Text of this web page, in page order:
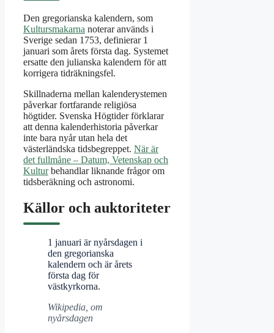
Den gregorianska kalendern, som
Kultursmakarna noterar används i
Sverige sedan 1753, definierar 1
januari som årets första dag. Systemet
ersatte den julianska kalendern för att
korrigera tidräkningsfel.
Skillnaderna mellan kalenderystemen
påverkar fortfarande religiösa
högtider. Svenska Högtider förklarar
att denna kalenderhistoria påverkar
inte bara nyår utan hela det
västerländska tidsbegreppet. När är
det fullmåne – Datum, Vetenskap och
Kulturbehandlar liknande frågor om
tidsberäkning och astronomi.
Källor och auktoriteter
1 januari är nyårsdagen i
den gregorianska
kalendern och är årets
första dag för
västkyrkorna.
Wikipedia, om
nyårsdagen